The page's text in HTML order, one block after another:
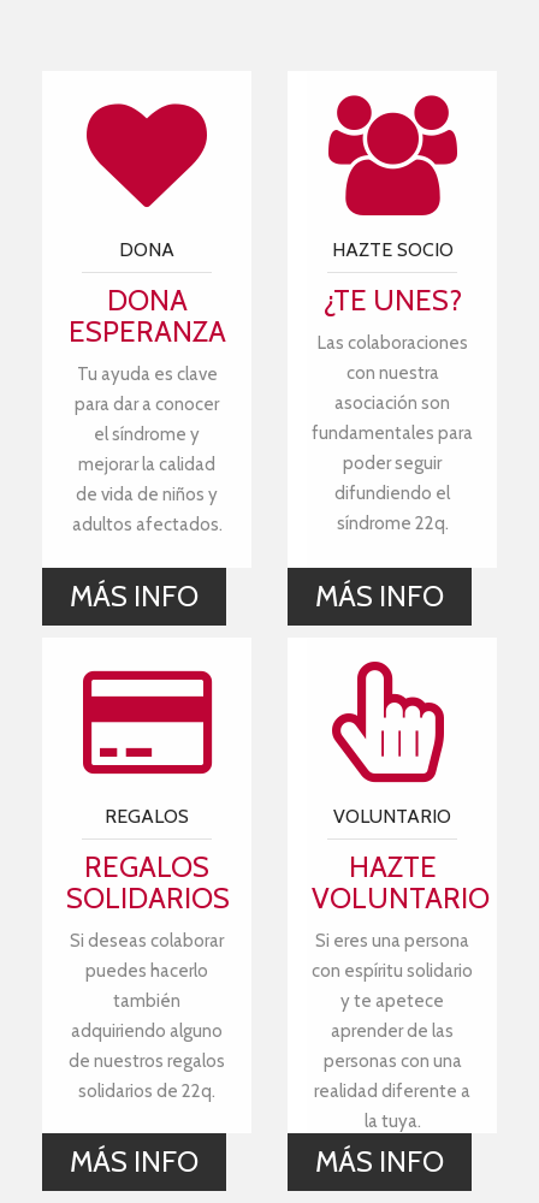
DONA
DONA
ESPERANZA
Tu ayuda es clave
para dar a conocer
el síndrome y
mejorar la calidad
de vida de niños y
adultos afectados.
MÁS INFO
HAZTE SOCIO
¿TE UNES?
Las colaboraciones
con nuestra
asociación son
fundamentales para
poder seguir
difundiendo el
síndrome 22q.
MÁS INFO
REGALOS
REGALOS
SOLIDARIOS
Si deseas colaborar
puedes hacerlo
también
adquiriendo alguno
de nuestros regalos
solidarios de 22q.
MÁS INFO
VOLUNTARIO
HAZTE
VOLUNTARIO
Si eres una persona
con espíritu solidario
y te apetece
aprender de las
personas con una
realidad diferente a
la tuya.
MÁS INFO